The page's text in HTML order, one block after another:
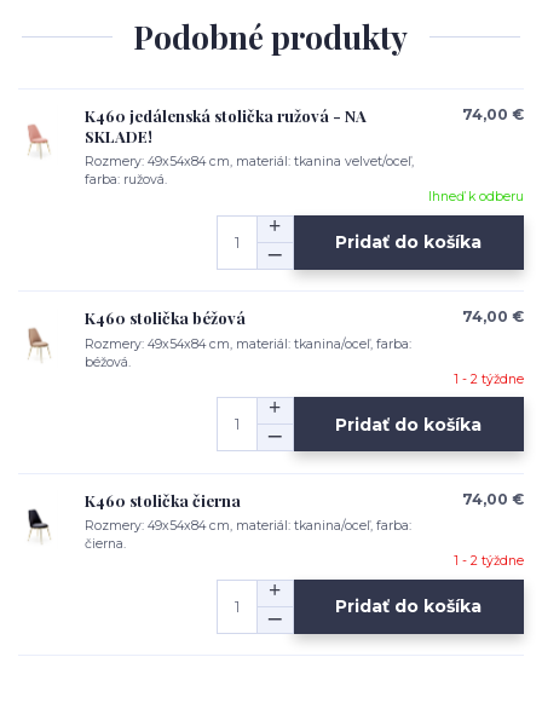
Podobné produkty
K460 jedálenská stolička ružová - NA
SKLADE!
Rozmery: 49x54x84 cm, materiál: tkanina velvet/oceľ,
farba: ružová.
74,00 €
Ihneď k odberu
Pridať do košíka
K460 stolička béžová
Rozmery: 49x54x84 cm, materiál: tkanina/oceľ, farba:
béžová.
74,00 €
1 - 2 týždne
Pridať do košíka
K460 stolička čierna
Rozmery: 49x54x84 cm, materiál: tkanina/oceľ, farba:
čierna.
74,00 €
1 - 2 týždne
Pridať do košíka